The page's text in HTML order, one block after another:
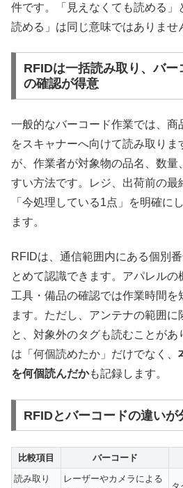
件です。「見えなくても読める」
読める」は同じ意味ではありませ
RFIDは一括読み取り、バー
の確認が得意
一般的なバーコード作業では、商
をスキャナーへ向けて読み取りま
が、作業者が対象物の品名、数
すい方法です。レジ、出荷前の最
「今処理している1点」を明確に
ます。
RFIDは、通信範囲内にある個別
とめて認識できます。アパレルの
工具・備品の確認では作業時間を
ます。ただし、アンテナの範囲に
と、対象外のタグも読むことが
は「何個読めたか」だけでなく、
を何個読んだかも記録します。
RFIDとバーコードの違いが
比較項目 バーコード
読み取り
レーザーやカメラによる